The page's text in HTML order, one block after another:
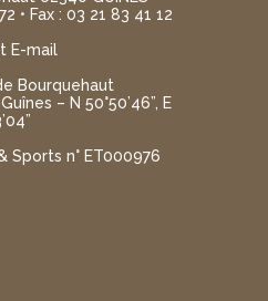
• Fax : 03 21 83 41 12
E-mail
Bourquehaut
– N 50°50’46”, E
Sports n° ET000976